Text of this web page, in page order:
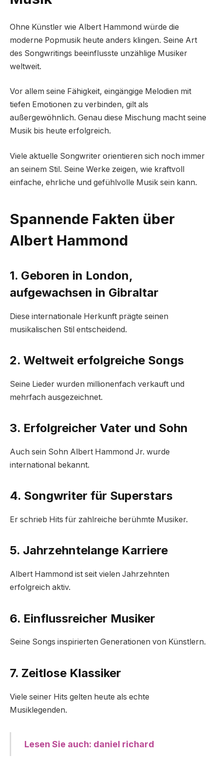
Ohne Künstler wie Albert Hammond würde die
moderne Popmusik heute anders klingen. Seine Art
des Songwritings beeinflusste unzählige Musiker
weltweit.
Vor allem seine Fähigkeit, eingängige Melodien mit
tiefen Emotionen zu verbinden, gilt als
außergewöhnlich. Genau diese Mischung macht seine
Musik bis heute erfolgreich.
Viele aktuelle Songwriter orientieren sich noch immer
an seinem Stil. Seine Werke zeigen, wie kraftvoll
einfache, ehrliche und gefühlvolle Musik sein kann.
Spannende Fakten über
Albert Hammond
1. Geboren in London,
aufgewachsen in Gibraltar
Diese internationale Herkunft prägte seinen
musikalischen Stil entscheidend.
2. Weltweit erfolgreiche Songs
Seine Lieder wurden millionenfach verkauft und
mehrfach ausgezeichnet.
3. Erfolgreicher Vater und Sohn
Auch sein Sohn Albert Hammond Jr. wurde
international bekannt.
4. Songwriter für Superstars
Er schrieb Hits für zahlreiche berühmte Musiker.
5. Jahrzehntelange Karriere
Albert Hammond ist seit vielen Jahrzehnten
erfolgreich aktiv.
6. Einflussreicher Musiker
Seine Songs inspirierten Generationen von Künstlern.
7. Zeitlose Klassiker
Viele seiner Hits gelten heute als echte
Musiklegenden.
Lesen Sie auch: daniel richard